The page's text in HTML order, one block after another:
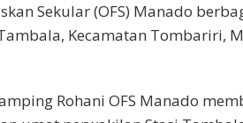
Sekular (OFS) Manado
Kecamatan Tombariri,
Rohani OFS Manado